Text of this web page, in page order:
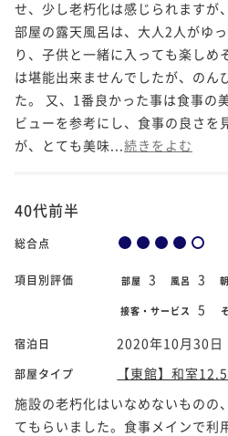
せ、少し老朽化は感じられますが
部屋の露天風呂は、大人2人がゆ
り、子供と一緒に入っても楽しめ
は堪能出来ませんでしたが、のん
た。 又、1番良かった事は食事の
ビューを参考にし、食事の良さを
が、とても美味... 続きをよむ
40代前半
総合点
項目別評価 部屋 3 風呂 3
接客・サービス 5
宿泊日 2020年10月30日
部屋タイプ
【東館】和室
施設の老朽化はいなめないものの
てもらいました。食事メインで利